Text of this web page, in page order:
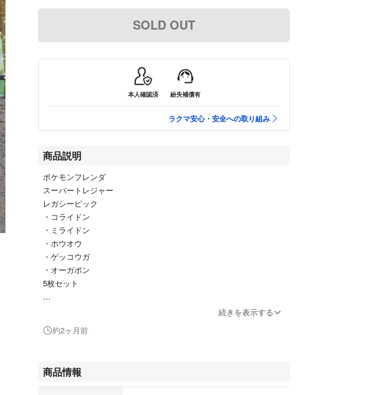
SOLD OUT
本人確認済 紛失補償有
ラクマ安心・安全への取り組み
商品説明
ポケモンフレンダ
スーパートレジャー
レガシーピック
・コライドン
・ミライドン
・ホウオウ
・ゲッコウガ
・オーガポン
5枚セット
被りのため欲しい方にお譲りいたします☆
ざいます。
恐れ入りますが神経質な方はご遠慮くださいませm(__)m
続きを表示する
約2ヶ月前
商品情報